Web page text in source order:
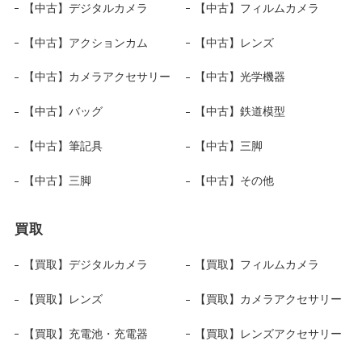
【中古】デジタルカメラ 【中古】フィルムカメラ
【中古】アクションカム 【中古】レンズ
【中古】カメラアクセサリー 【中古】光学機器
【中古】バッグ 【中古】鉄道模型
【中古】筆記具 【中古】三脚
【中古】三脚 【中古】その他
買取
【買取】デジタルカメラ 【買取】フィルムカメラ
【買取】レンズ 【買取】カメラアクセサリー
【買取】充電池・充電器 【買取】レンズアクセサリー